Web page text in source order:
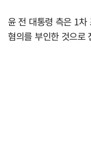
윤 전 대통령 측은 1차
혐의를 부인한 것으로